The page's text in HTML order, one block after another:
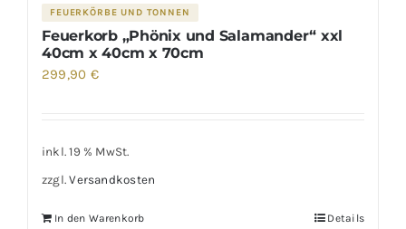
FEUERKÖRBE UND TONNEN
Feuerkorb „Phönix und Salamander“ xxl
40cm x 40cm x 70cm
299,90 €
inkl. 19 % MwSt.
zzgl.Versandkosten
In den Warenkorb Details